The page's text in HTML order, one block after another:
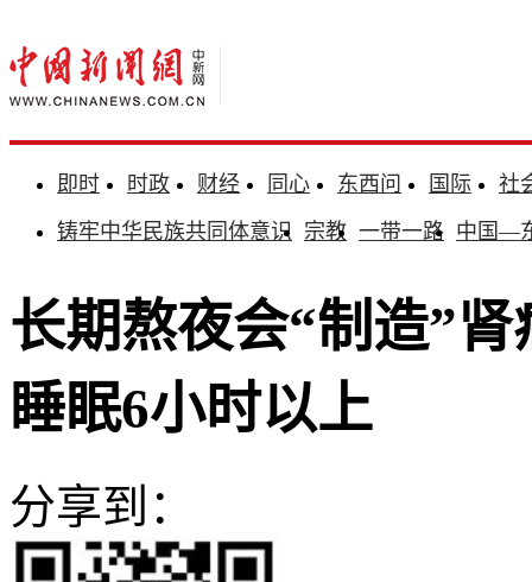
即时 时政 财经 同心 东西问 国际
社
铸牢中华民族共同体意识 宗教 一带一路 中国—
长期熬夜会“制造”
睡眠6小时以上
分享到：